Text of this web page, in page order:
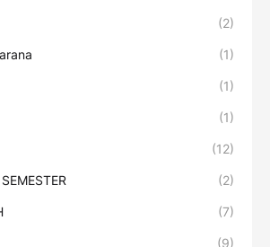
(2)
(1)
(1)
(1)
(12)
(2)
(7)
(9)